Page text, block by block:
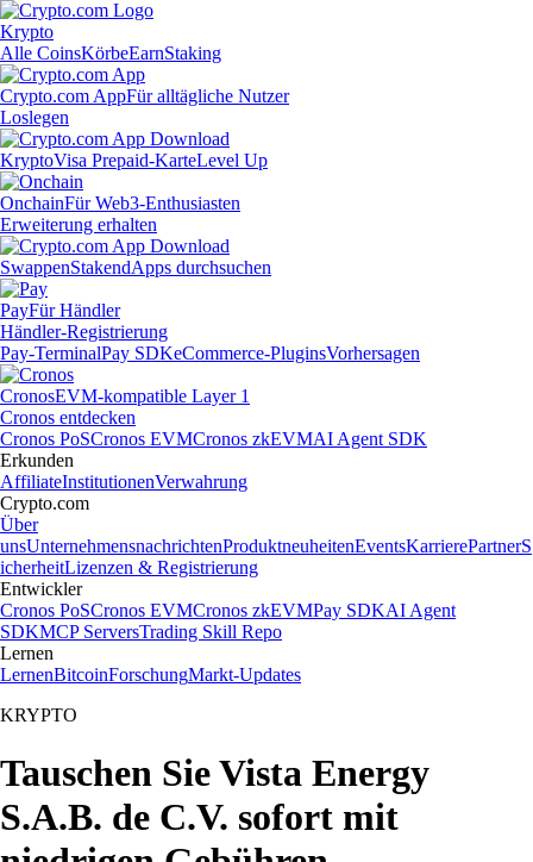
Krypto
Alle CoinsKörbeEarnStaking
Crypto.com AppFür alltägliche Nutzer
Loslegen
KryptoVisa Prepaid-KarteLevel Up
OnchainFür Web3-Enthusiasten
Erweiterung erhalten
SwappenStakendApps durchsuchen
PayFür Händler
Händler-Registrierung
Pay-TerminalPay SDKeCommerce-PluginsVorhersagen
CronosEVM-kompatible Layer 1
Cronos entdecken
Cronos PoSCronos EVMCronos zkEVMAI Agent SDK
Erkunden
AffiliateInstitutionenVerwahrung
Crypto.com
Über
unsUnternehmensnachrichtenProduktneuheitenEventsKarrierePartnerS
icherheitLizenzen & Registrierung
Entwickler
Cronos PoSCronos EVMCronos zkEVMPay SDKAI Agent
SDKMCP ServersTrading Skill Repo
Lernen
LernenBitcoinForschungMarkt-Updates
KRYPTO
Tauschen Sie Vista Energy
S.A.B. de C.V. sofort mit